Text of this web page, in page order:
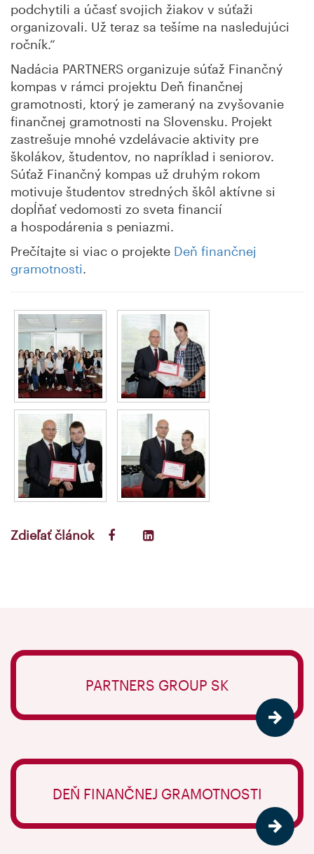
podchytili a účasť svojich žiakov v súťaži
organizovali. Už teraz sa tešíme na nasledujúci
ročník.“
Nadácia PARTNERS organizuje súťaž Finančný
kompas v rámci projektu Deň finančnej
gramotnosti, ktorý je zameraný na zvyšovanie
finančnej gramotnosti na Slovensku. Projekt
zastrešuje mnohé vzdelávacie aktivity pre
školákov, študentov, no napríklad i seniorov.
Súťaž Finančný kompas už druhým rokom
motivuje študentov stredných škôl aktívne si
dopĺňať vedomosti zo sveta financií
a hospodárenia s peniazmi.
Prečítajte si viac o projekte Deň finančnej
gramotnosti.
Zdieľať článok
PARTNERS GROUP SK
DEŇ FINANČNEJ GRAMOTNOSTI